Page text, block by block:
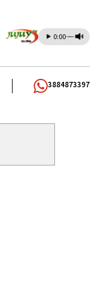
0:00
3884873397